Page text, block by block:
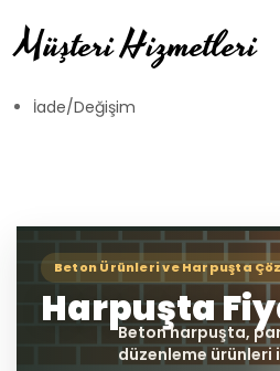
Müşteri Hizmetleri
İade/Değişim